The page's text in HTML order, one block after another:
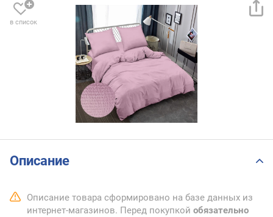
в список
Описание
Описание товара сформировано на базе данных из
интернет-магазинов. Перед покупкой обязательно